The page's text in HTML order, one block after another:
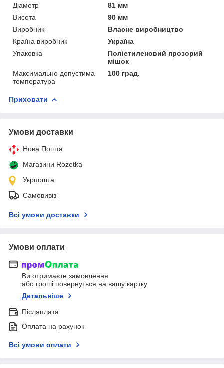
Діаметр
81 мм
Висота
90 мм
Виробник
Власне виробництво
Країна виробник
Україна
Упаковка
Поліетиленовий прозорий
мішок
Максимально допустима
температура
100 град.
Приховати
Умови доставки
Нова Пошта
Магазини Rozetka
Укрпошта
Самовивіз
Всі умови доставки
Умови оплати
Ви отримаєте замовлення
або гроші повернуться на вашу картку
Детальніше
Післяплата
Оплата на рахунок
Всі умови оплати